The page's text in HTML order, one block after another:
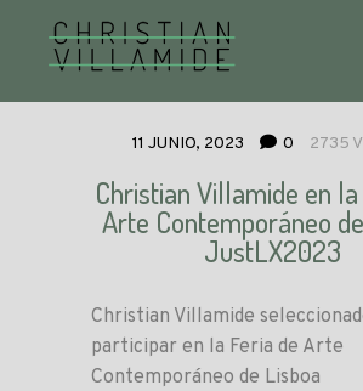
11 JUNIO, 2023 0 2735
Christian Villamide en la
Arte Contemporáneo
JustLX2023
Christian Villamide
participar en la Feria de Arte
Contemporáneo de Lisboa